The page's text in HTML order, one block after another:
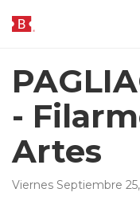
-
Artes
Viernes Septiembre 25,